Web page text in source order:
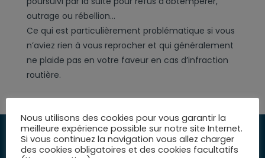
outrage ou rébellion…
Ce qui est particulièrement problématique si vous
n’aviez rien à vous reprocher et qui généralement
ne plaide pas en votre faveur en cas d’infraction
routière.
Nous utilisons des cookies pour vous garantir la
meilleure expérience possible sur notre site Internet.
Si vous continuez la navigation vous allez charger
des cookies obligatoires et des cookies facultatifs